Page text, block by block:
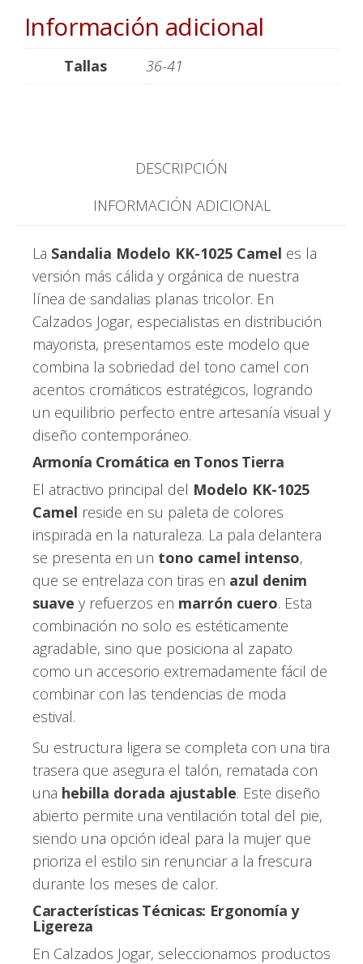
Información adicional
Tallas 36-41
DESCRIPCIÓN
INFORMACIÓN ADICIONAL
La Sandalia Modelo KK-1025 Camel es la
versión más cálida y orgánica de nuestra
línea de sandalias planas tricolor. En
Calzados Jogar, especialistas en distribución
mayorista, presentamos este modelo que
combina la sobriedad del tono camel con
acentos cromáticos estratégicos, logrando
un equilibrio perfecto entre artesanía visual y
diseño contemporáneo.
Armonía Cromática en Tonos Tierra
El atractivo principal del Modelo KK-1025
Camel reside en su paleta de colores
inspirada en la naturaleza. La pala delantera
se presenta en un tono camel intenso,
que se entrelaza con tiras en azul denim
suave y refuerzos en marrón cuero. Esta
combinación no solo es estéticamente
agradable, sino que posiciona al zapato
como un accesorio extremadamente fácil de
combinar con las tendencias de moda
estival.
Su estructura ligera se completa con una tira
trasera que asegura el talón, rematada con
una hebilla dorada ajustable. Este diseño
abierto permite una ventilación total del pie,
siendo una opción ideal para la mujer que
prioriza el estilo sin renunciar a la frescura
durante los meses de calor.
Características Técnicas: Ergonomía y
Ligereza
En Calzados Jogar, seleccionamos productos